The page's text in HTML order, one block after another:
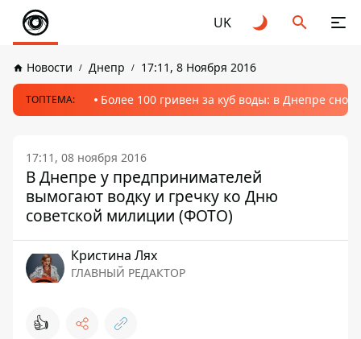
UK
Новости Днепр 17:11, 8 Ноября 2016
ТОПТЕМА: Более 100 гривен за куб воды: в Днепре
17:11, 08 ноября 2016
В Днепре у предпринимателей
вымогают водку и гречку ко Дню
советской милиции (ФОТО)
Кристина Лях
ГЛАВНЫЙ РЕДАКТОР
👍